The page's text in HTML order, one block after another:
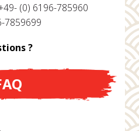
(0) 6196-785960
7859699
?